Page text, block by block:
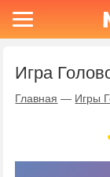
Игра
Главная — Игры